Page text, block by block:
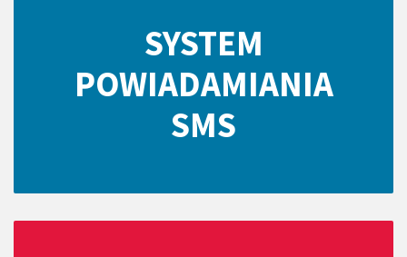
SYSTEM
POWIADAMIANIA
SMS